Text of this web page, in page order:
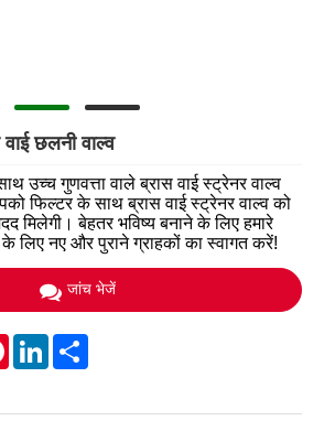
छलनी वाल्व
उच्च गुणवत्ता वाले ब्रास वाई स्ट्रेनर वाल्व
फिल्टर के साथ ब्रास वाई स्ट्रेनर वाल्व को
मिलेगी। बेहतर भविष्य बनाने के लिए हमारे
लिए नए और पुराने ग्राहकों का स्वागत करें!
जांच भेजें
PinterestLinkedIn